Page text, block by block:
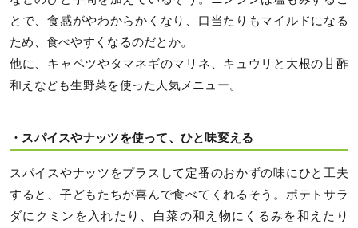
とで、食感がやわからかくなり、口当たりもマイルドになる
ため、食べやすくなるのだとか。
他に、キャベツやタマネギのマリネ、キュウリと大根の甘酢
和えなども生野菜を使った人気メニュー。
・スパイスやナッツを使って、ひと味変える
スパイスやナッツをプラスして定番のおかずの味にひと工夫
すると、子どもたちが喜んで食べてくれるそう。ポテトサラ
ダにクミンを入れたり、白菜の和え物にくるみを和えたり